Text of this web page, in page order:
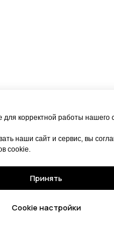
корректной работы нашего
наши сайт и сервис, вы
cookie.
Принять
Cookie настройки